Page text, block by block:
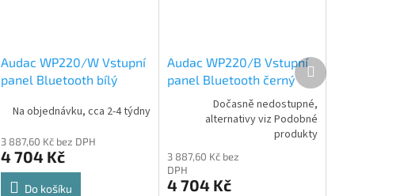
Audac WP220/W Vstupní
panel Bluetooth bílý
Na objednávku, cca 2-4 týdny
3 887,60 Kč bez DPH
4 704 Kč
Do košíku
Audac WP220/B Vstupní
panel Bluetooth černý
Dočasně nedostupné,
alternativy viz Podobné
produkty
3 887,60 Kč bez
DPH
4 704 Kč
Další
produkt